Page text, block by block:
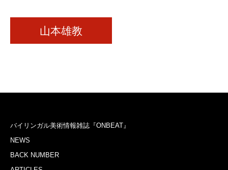
山本雄教
バイリンガル美術情報雑誌『ONBEAT』
NEWS
BACK NUMBER